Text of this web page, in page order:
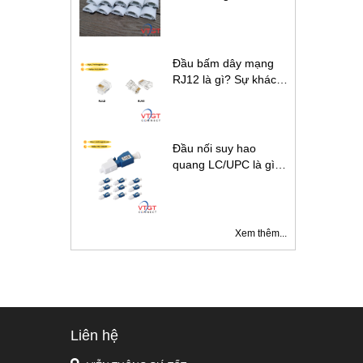
Đầu bấm dây mạng
RJ12 là gì? Sự khác
Đầu nối suy hao
quang LC/UPC là gì ?
Xem thêm...
Liên hệ